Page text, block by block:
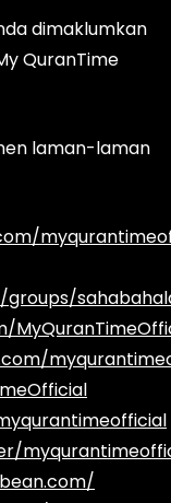
dimaklumkan
QuranTime
laman-laman